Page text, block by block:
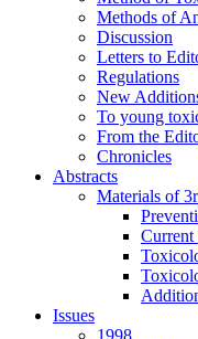
Methods of
Discussion
Letters to
Regulations
New
To young
From the
Chronicles
Abstracts
Materials of
Issues
1998